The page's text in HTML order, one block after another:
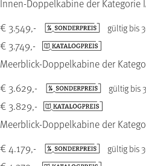
Innen-Doppelkabine der Kategorie
Meerblick-Doppelkabine der
€ 3.549,- gültig bis
€ 3.749,-
Meerblick-Doppelkabine der
€ 3.629,- gültig bis
€ 3.829,-
€ 4.179,- gültig bis